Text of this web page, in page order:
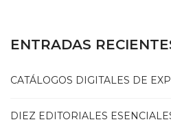
ENTRADAS
CATÁLOGOS DIGITALES DE
DIEZ EDITORIALES